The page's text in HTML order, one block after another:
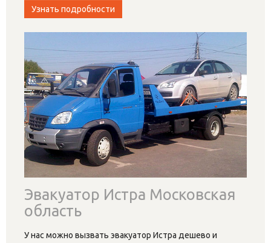
Узнать подробности
Эвакуатор Истра Московская
область
У нас можно вызвать эвакуатор Истра дешево и